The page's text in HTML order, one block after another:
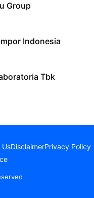
Group
Indonesia
Tbk
DisclaimerPrivacy Policy